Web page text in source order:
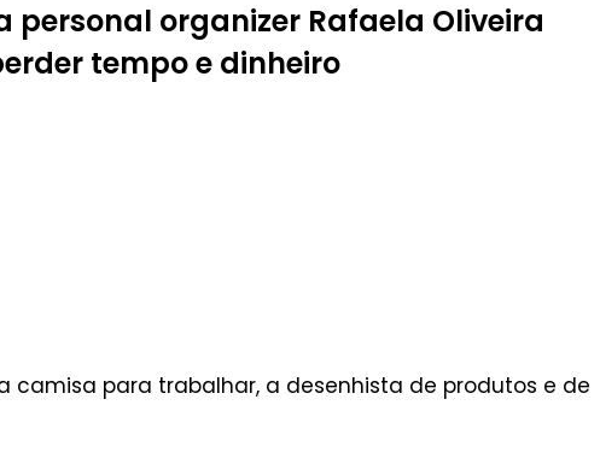
organizer Rafaela Oliveira
tempo e dinheiro
camisa para trabalhar, a desenhista de produtos e de